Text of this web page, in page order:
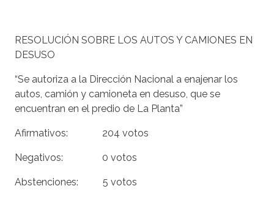
RESOLUCIÓN SOBRE LOS AUTOS Y CAMIONES EN
DESUSO
“Se autoriza a la Dirección Nacional a enajenar los
autos, camión y camioneta en desuso, que se
encuentran en el predio de La Planta”
Afirmativos: 204 votos
Negativos: 0 votos
Abstenciones: 5 votos